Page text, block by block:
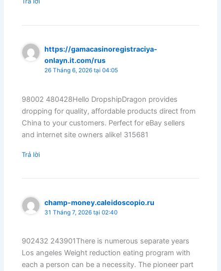
https://gamacasinoregistraciya-
onlayn.it.com/rus
26 Tháng 6, 2026 tại 04:05
98002 480428Hello DropshipDragon provides
dropping for quality, affordable products direct from
China to your customers. Perfect for eBay sellers
and internet site owners alike! 315681
Trả lời
champ-money.caleidoscopio.ru
31 Tháng 7, 2026 tại 02:40
902432 243901There is numerous separate years
Los angeles Weight reduction eating program with
each a person can be a necessity. The pioneer part